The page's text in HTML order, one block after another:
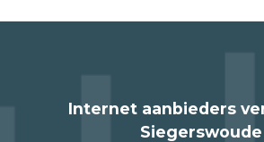
Internet aanbieders
Siegerswoude